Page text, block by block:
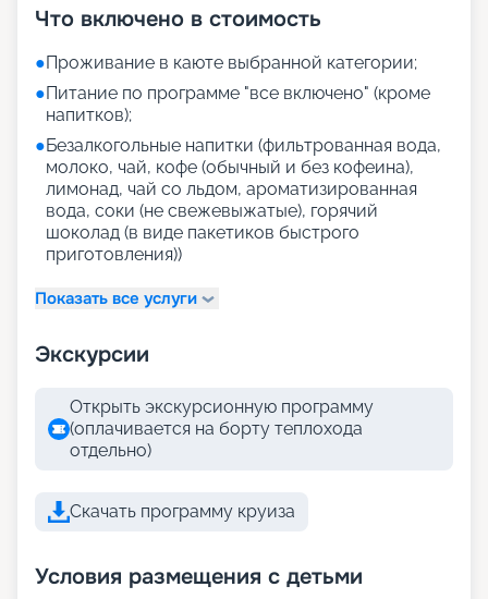
Что включено в стоимость
●Проживание в каюте выбранной категории;
●Питание по программе "все включено" (кроме
напитков);
●Безалкогольные напитки (фильтрованная вода,
молоко, чай, кофе (обычный и без кофеина),
лимонад, чай со льдом, ароматизированная
вода, соки (не свежевыжатые), горячий
шоколад (в виде пакетиков быстрого
приготовления))
Показать все услуги
Экскурсии
Открыть экскурсионную программу
(оплачивается на борту теплохода
отдельно)
Скачать программу круиза
Условия размещения с детьми